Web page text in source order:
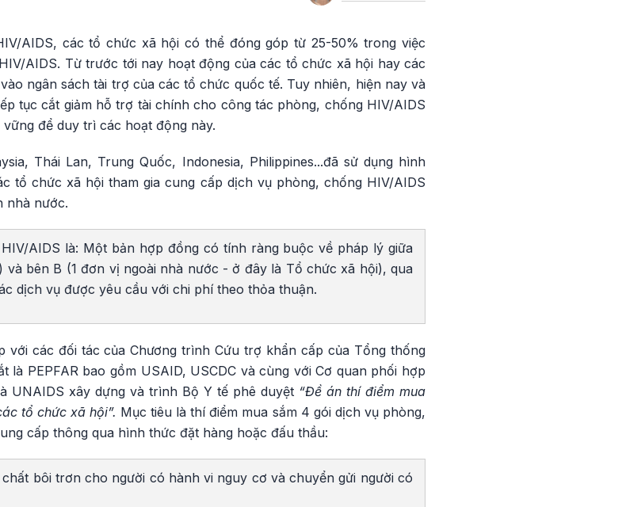
AIDS, các tổ chức xã hội có thể đóng góp từ 25-50% trong việc
AIDS. Từ trước tới nay hoạt động của các tổ chức xã hội hay các
ngân sách tài trợ của các tổ chức quốc tế. Tuy nhiên, hiện nay và
tục cắt giảm hỗ trợ tài chính cho công tác phòng, chống HIV/AIDS
để duy trì các hoạt động này.
Thái Lan, Trung Quốc, Indonesia, Philippines...đã sử dụng hình
tổ chức xã hội tham gia cung cấp dịch vụ phòng, chống HIV/AIDS
nhà nước.
AIDS là: Một bản hợp đồng có tính ràng buộc về pháp lý giữa
và bên B (1 đơn vị ngoài nhà nước - ở đây là Tổ chức xã hội), qua
dịch vụ được yêu cầu với chi phí theo thỏa thuận.
với các đối tác của Chương trình Cứu trợ khẩn cấp của Tổng thống
là PEPFAR bao gồm USAID, USCDC và cùng với Cơ quan phối hợp
UNAIDS xây dựng và trình Bộ Y tế phê duyệt “Đề án thí điểm mua
tổ chức xã hội”. Mục tiêu là thí điểm mua sắm 4 gói dịch vụ phòng,
cấp thông qua hình thức đặt hàng hoặc đấu thầu:
bôi trơn cho người có hành vi nguy cơ và chuyển gửi người có